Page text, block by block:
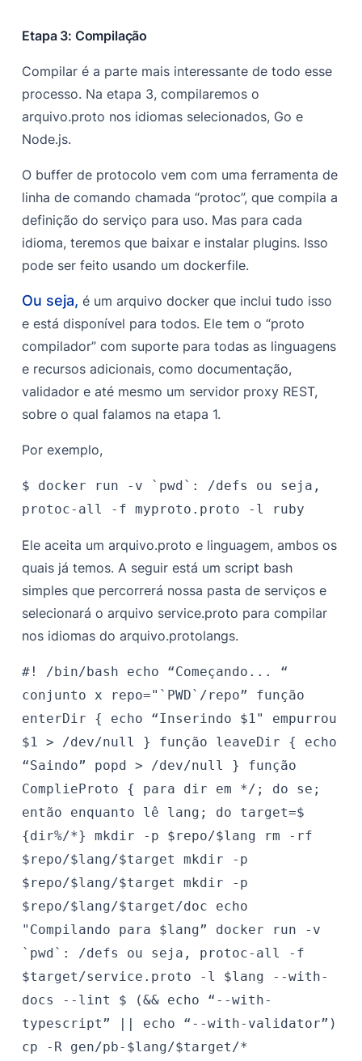
Etapa 3: Compilação
Compilar é a parte mais interessante de todo esse
processo. Na etapa 3, compilaremos o
arquivo.proto nos idiomas selecionados, Go e
Node.js.
O buffer de protocolo vem com uma ferramenta de
linha de comando chamada “protoc”, que compila a
definição do serviço para uso. Mas para cada
idioma, teremos que baixar e instalar plugins. Isso
pode ser feito usando um dockerfile.
Ou seja, é um arquivo docker que inclui tudo isso
e está disponível para todos. Ele tem o “proto
compilador” com suporte para todas as linguagens
e recursos adicionais, como documentação,
validador e até mesmo um servidor proxy REST,
sobre o qual falamos na etapa 1.
Por exemplo,
$ docker run -v `pwd`: /defs ou seja,
protoc-all -f myproto.proto -l ruby
Ele aceita umarquivo.proto e linguagem, ambos os
quais já temos. A seguir está um script bash
simples que percorrerá nossa pasta de serviços e
selecionará o arquivo service.proto para compilar
nos idiomas do arquivo.protolangs.
#! /bin/bash echo “Começando... “
conjunto x repo="`PWD`/repo” função
enterDir { echo “Inserindo $1" empurrou
$1 > /dev/null } função leaveDir { echo
“Saindo” popd > /dev/null } função
ComplieProto { para dir em */; do se;
então enquanto lê lang; do target=$
{dir%/*} mkdir -p $repo/$lang rm -rf
$repo/$lang/$target mkdir -p
$repo/$lang/$target mkdir -p
$repo/$lang/$target/doc echo
"Compilando para $lang” docker run -v
`pwd`: /defs ou seja, protoc-all -f
$target/service.proto -l $lang --with-
docs --lint $ (&& echo “--with-
typescript” || echo “--with-validator”)
cp -R gen/pb-$lang/$target/*